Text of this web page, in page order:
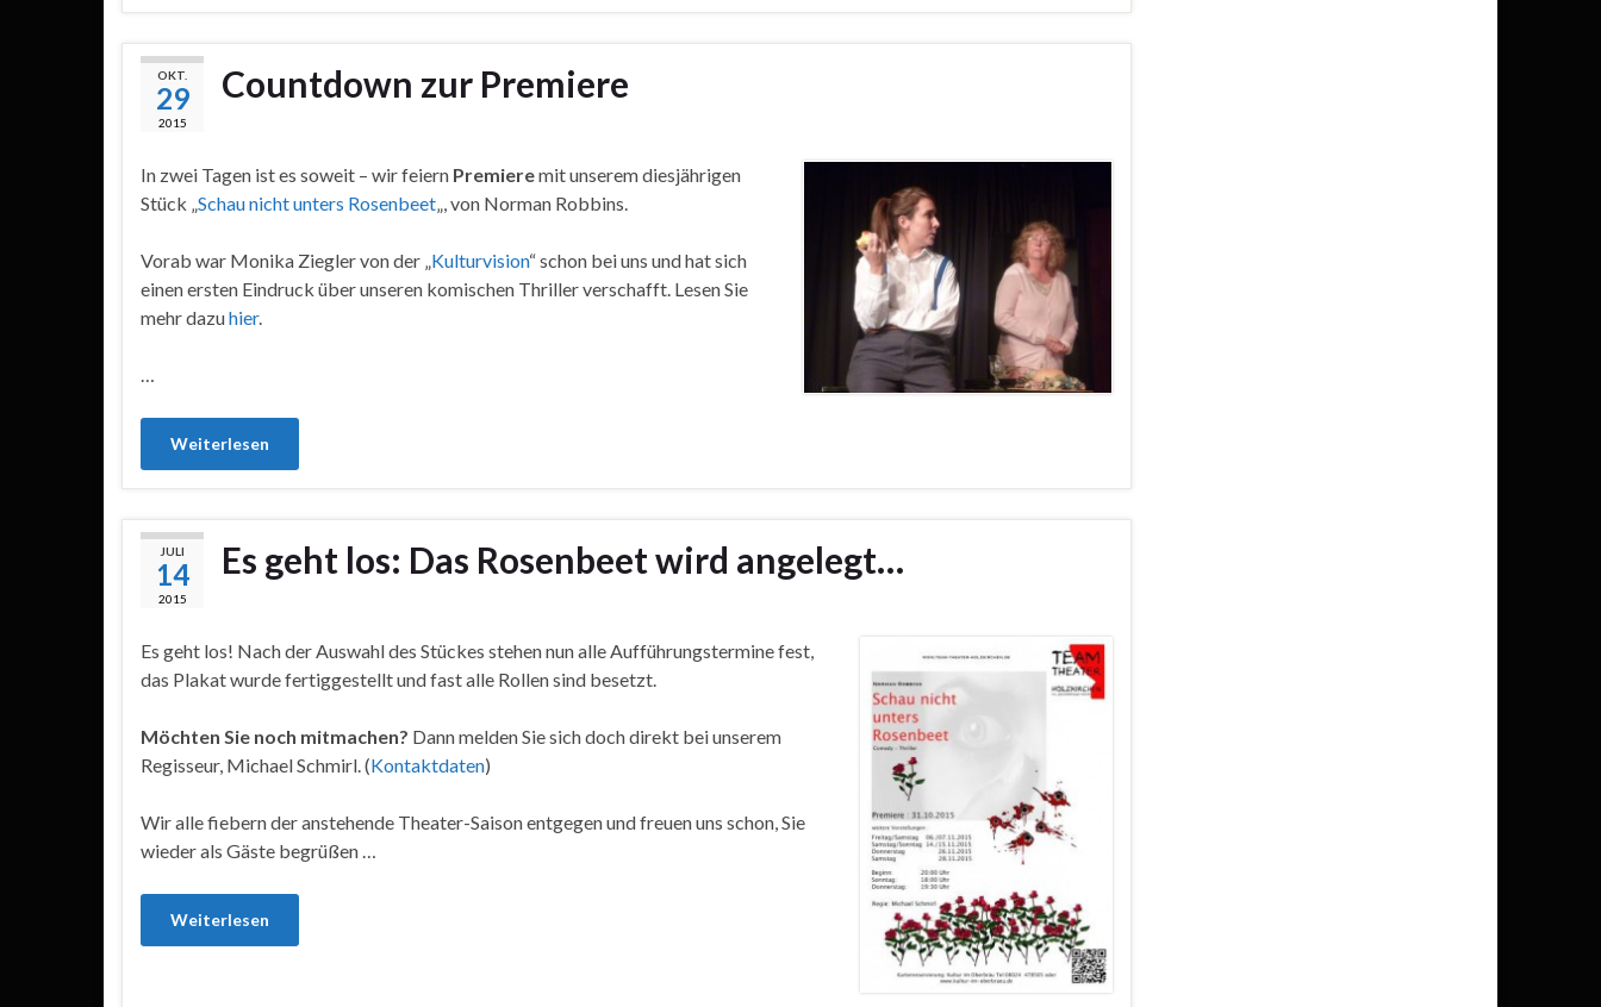
OKT.
29
2015
Countdown zur Premiere
In zwei Tagen ist es soweit – wir feiern Premieremit unserem diesjährigen
Stück „Schau nicht unters Rosenbeet„, von Norman Robbins.
Vorab war Monika Ziegler von der „Kulturvision“ schon bei uns und hat sich
einen ersten Eindruck über unseren komischen Thriller verschafft. Lesen Sie
mehr dazuhier.
…
Weiterlesen
JULI
14
2015
Es geht los: Das Rosenbeet wird angelegt…
Es geht los! Nach der Auswahl des Stückes stehen nun alle Aufführungstermine fest,
das Plakat wurde fertiggestellt und fast alle Rollen sind besetzt.
Möchten Sie noch mitmachen? Dann melden Sie sich doch direkt bei unserem
Regisseur, Michael Schmirl. (Kontaktdaten)
Wir alle fiebern der anstehende Theater-Saison entgegen und freuen uns schon, Sie
wieder als Gäste begrüßen …
Weiterlesen